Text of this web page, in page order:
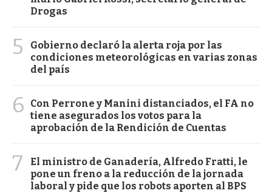
Drogas
5
Gobierno declaró la alerta roja por las
condiciones meteorológicas en varias zonas
del país
6
Con Perrone y Manini distanciados, el FA no
tiene asegurados los votos para la
aprobación de la Rendición de Cuentas
7
El ministro de Ganadería, Alfredo Fratti, le
pone un freno a la reducción de la jornada
laboral y pide que los robots aporten al BPS